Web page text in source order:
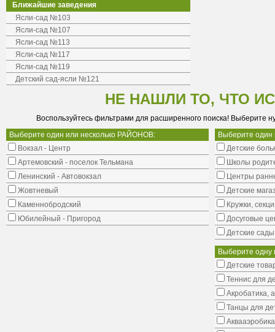
Ближайшие заведения
Ясли-сад №103
Ясли-сад №107
Ясли-сад №113
Ясли-сад №117
Ясли-сад №119
Детский сад-ясли №121
НЕ НАШЛИ ТО, ЧТО
Воспользуйтесь фильтрами для расширенного поиска! Выберите
Выберите один или несколько РАЙОНОВ:
Вокзал - Центр
Артемовский - поселок Тельмана
Ленинский - Автовокзал
Жовтневый
Каменнобродский
Юбилейный - Пригород
Выберите
Детские
Школы
Центры
Детские
Кружки,
Досуговые
Детские сады
Выберите одну
Детские
Теннис для
Акробатика,
Танцы для